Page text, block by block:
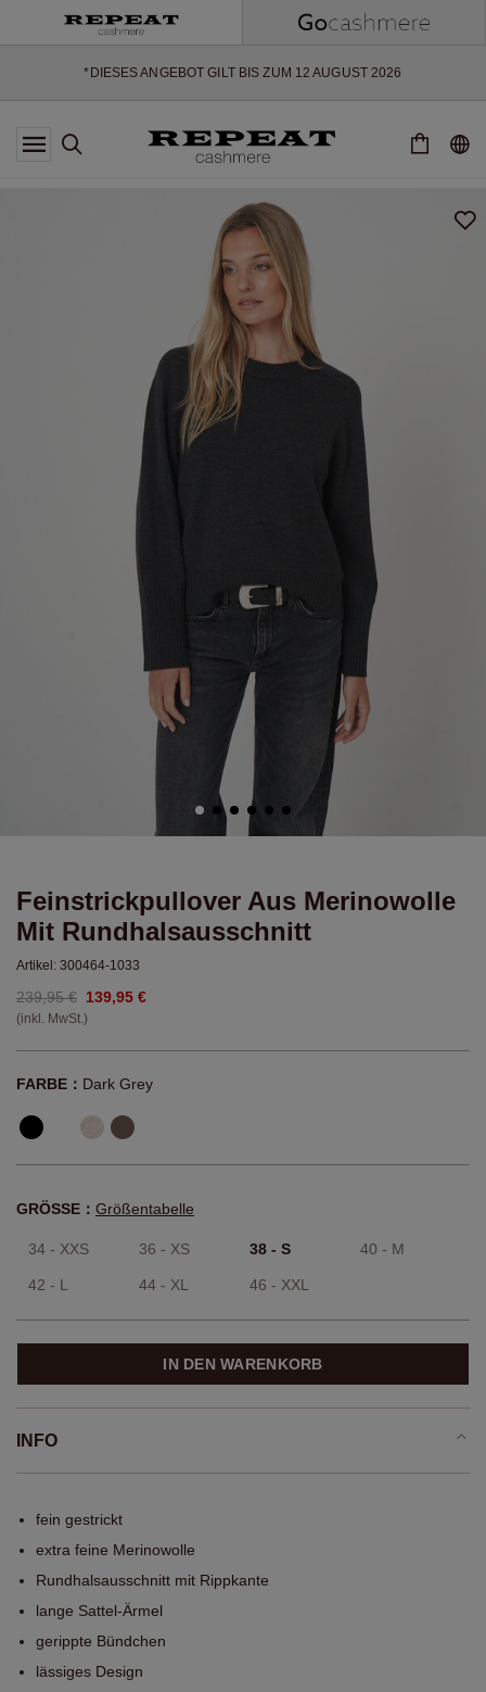
*DIESES ANGEBOT GILT BIS ZUM 12 AUGUST 2026
*GILT NICHT FÜR LIMITED EDITION
*AUSNAHMEN SIND MÖGLICH
SAISON
EXTRA 10% OFF SALE
Feinstrickpullover Aus Merinowolle
Mit Rundhalsausschnitt
Artikel: 300464-1033
239,95 € 139,95 €
(inkl. MwSt.)
FARBE： Dark Grey
GRÖSSE： Größentabelle
34 - XXS 36 - XS 38 - S 40 - M
42 - L 44 - XL 46 - XXL
IN DEN WARENKORB
INFO
fein gestrickt
extra feine Merinowolle
Rundhalsausschnitt mit Rippkante
lange Sattel-Ärmel
gerippte Bündchen
lässiges Design